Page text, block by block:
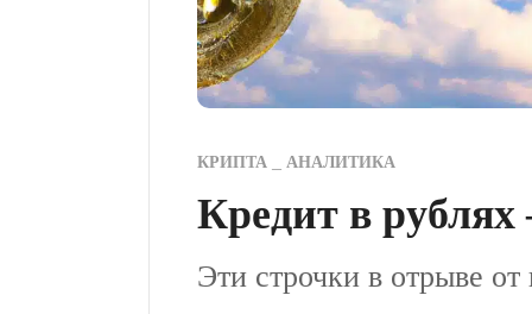
КРИПТА АНАЛИТИКА
Кредит в
Эти строчки в отрыве